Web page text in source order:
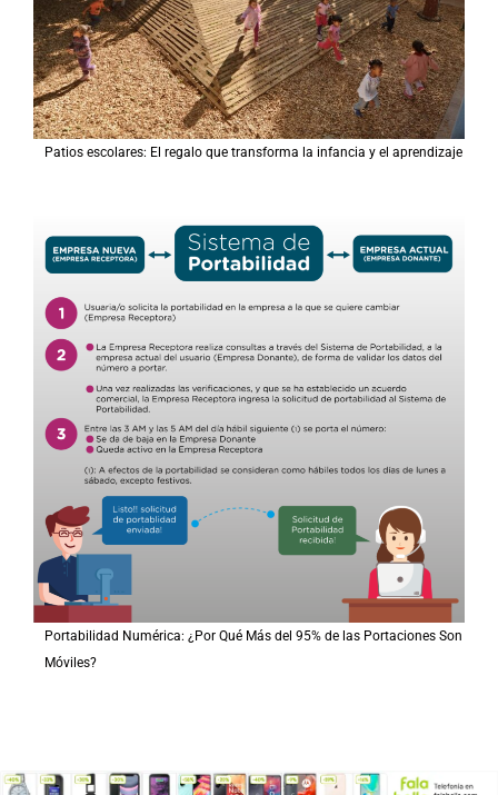
Patios escolares: El regalo que transforma la infancia y el aprendizaje
Portabilidad Numérica: ¿Por Qué Más del 95% de las Portaciones Son
Móviles?